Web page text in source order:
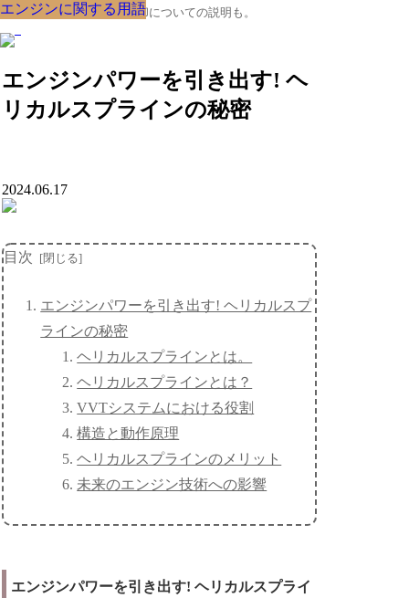
クルマの大辞典、購入･売却についての説明も。
エンジンパワーを引き出す! ヘ
リカルスプラインの秘密
エンジンに関する用語
2024.06.17
目次
エンジンパワーを引き出す! ヘリカルスプ
ラインの秘密
ヘリカルスプラインとは。
ヘリカルスプラインとは？
VVTシステムにおける役割
構造と動作原理
ヘリカルスプラインのメリット
未来のエンジン技術への影響
エンジンパワーを引き出す! ヘリカルスプライ
エンジンに関する用語
エンジンに関する用語
エンジンに関する用語
エンジンに関する用語
エンジンに関する用語
エンジンに関する用語
エンジンに関する用語
エンジンに関する用語